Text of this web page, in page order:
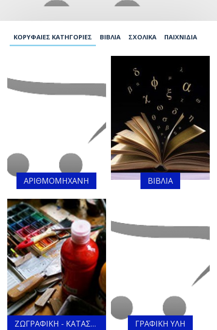
ΚΟΡΥΦΑΊΕΣ ΚΑΤΗΓΟΡΊΕΣ ΒΙΒΛΊΑ ΣΧΟΛΙΚΆ ΠΑΙΧΝΊΔΙΑ
ΑΡΙΘΜΟΜΗΧΑΝΗ ΒΙΒΛΙΑ
ΖΩΓΡΑΦΙΚΗ - ΚΑΤΑΣΚΕΥΕΣ ΓΡΑΦΙΚΗ ΥΛΗ